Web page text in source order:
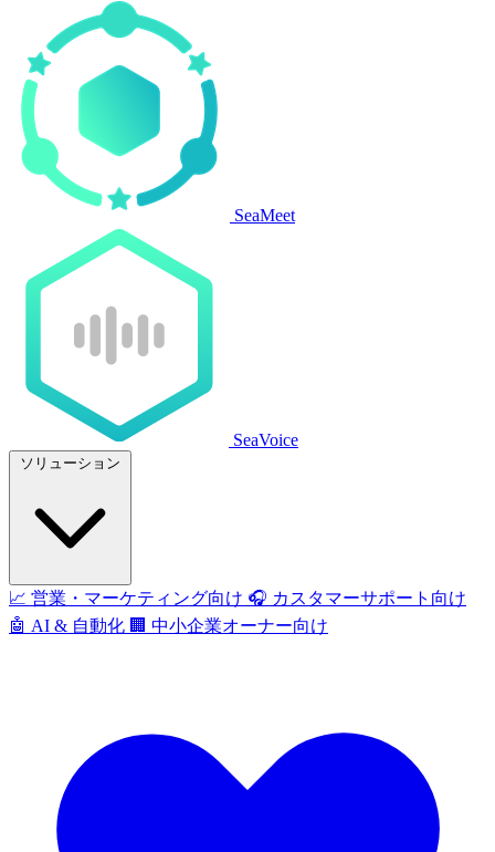
SeaMeet
SeaVoice
ソリューション
📈 営業・マーケティング向け 🎧 カスタマーサポート向け
🤖 AI & 自動化 🏢 中小企業オーナー向け